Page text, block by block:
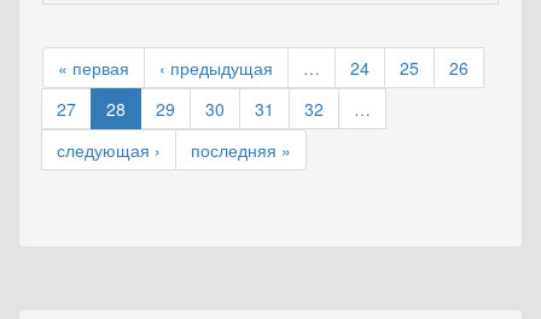
« первая ‹ предыдущая … 24 25
26
27
28 29 30 31 32
…
следующая ›
последняя »